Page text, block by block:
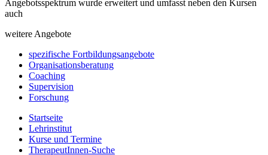
Angebotsspektrum wurde erweitert und umfasst neben den Kursen
auch
weitere Angebote
spezifische Fortbildungsangebote
Organisationsberatung
Coaching
Supervision
Forschung
Startseite
Lehrinstitut
Kurse und Termine
TherapeutInnen-Suche